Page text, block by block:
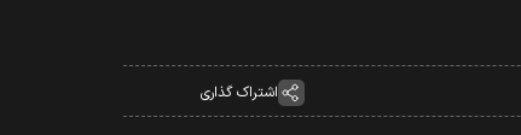
اشتراک گذاری